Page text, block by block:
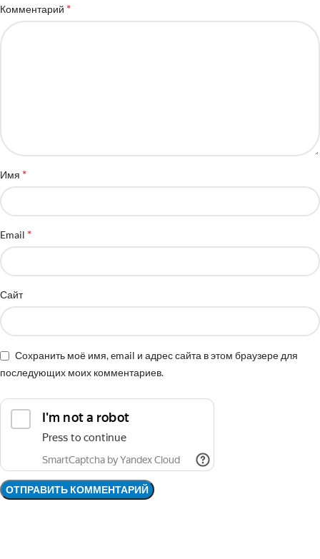
Комментарий *
Имя *
Email *
Сайт
Сохранить моё имя, email и адрес сайта в этом браузере для
последующих моих комментариев.